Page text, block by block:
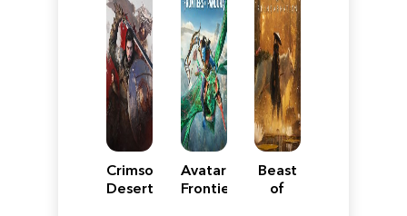
Crimson
Desert
Avatar:
Frontiers
Beast
of